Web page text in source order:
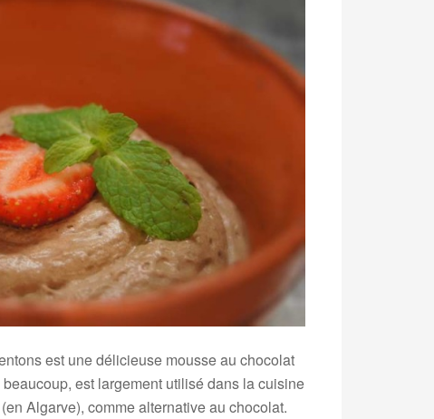
est une délicieuse mousse au chocolat
est largement utilisé dans la cuisine
Algarve), comme alternative au chocolat.